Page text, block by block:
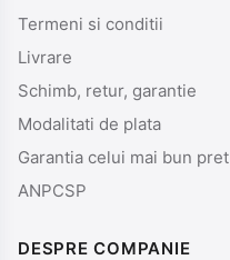
Termeni si conditii
Livrare
Schimb, retur, garantie
Modalitati de plata
Garantia celui mai bun pret
ANPCSP
DESPRE COMPANIE